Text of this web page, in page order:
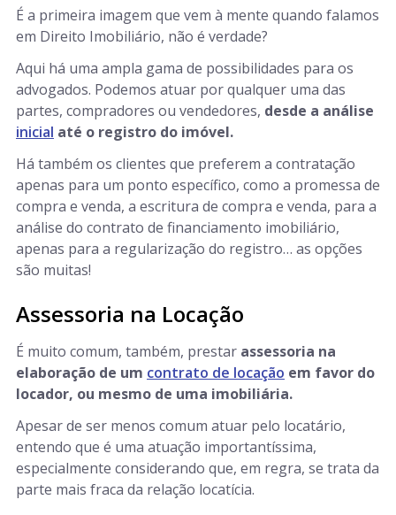
É a primeira imagem que vem à mente quando falamos
em Direito Imobiliário, não é verdade?
Aqui há uma ampla gama de possibilidades para os
advogados. Podemos atuar por qualquer uma das
partes, compradores ou vendedores, desde a análise
inicial até o registro do imóvel.
Há também os clientes que preferem a contratação
apenas para um ponto específico, como a promessa de
compra e venda, a escritura de compra e venda, para a
análise do contrato de financiamento imobiliário,
apenas para a regularização do registro… as opções
são muitas!
Assessoria na Locação
É muito comum, também, prestar assessoria na
elaboração de um contrato de locação em favor do
locador, ou mesmo de uma imobiliária.
Apesar de ser menos comum atuar pelo locatário,
entendo que é uma atuação importantíssima,
especialmente considerando que, em regra, se trata da
parte mais fraca da relação locatícia.